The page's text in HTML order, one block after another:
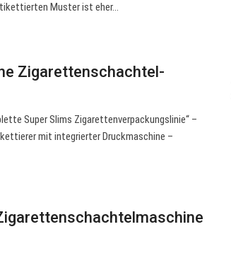
Muster ist eher…
Zigarettenschachtel-
Super Slims Zigarettenverpackungslinie“ –
mit integrierter Druckmaschine –